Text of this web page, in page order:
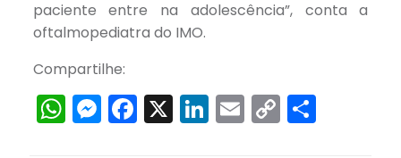
paciente entre na adolescência”, conta a
oftalmopediatra do IMO.
Compartilhe:
WhatsApp
Messenger
Facebook
X LinkedIn
Email
Copy
Link
Share